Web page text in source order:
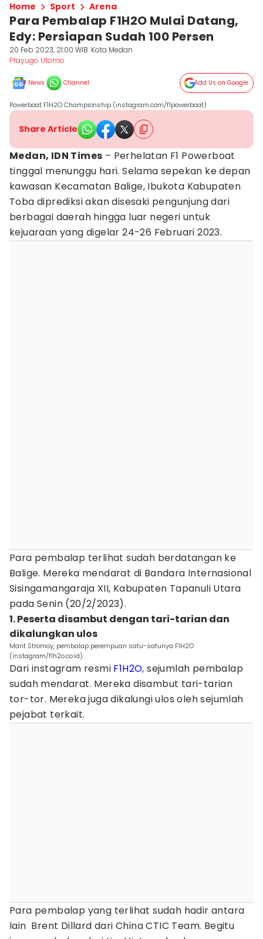
Home Sport Arena
Para Pembalap F1H2O Mulai Datang,
Edy: Persiapan Sudah 100 Persen
20 Feb 2023, 21:00 WIB Kota Medan
Prayugo Utomo
News Channel Add Us on Google
Powerboat F1H2O Championship (instagram.com/f1powerboat)
Share Article
Medan, IDN Times – Perhelatan F1 Powerboat
tinggal menunggu hari. Selama sepekan ke depan
kawasan Kecamatan Balige, Ibukota Kabupaten
Toba diprediksi akan disesaki pengunjung dari
berbagai daerah hingga luar negeri untuk
kejuaraan yang digelar 24-26 Februari 2023.
Para pembalap terlihat sudah berdatangan ke
Balige. Mereka mendarat di Bandara Internasional
Sisingamangaraja XII, Kabupaten Tapanuli Utara
pada Senin (20/2/2023).
1. Peserta disambut dengan tari-tarian dan
dikalungkan ulos
Marit Stromoy, pembalap perempuan satu-satunya F1H2O
(instagram/f1h2o.co.id)
Dari instagram resmi F1H2O, sejumlah pembalap
sudah mendarat. Mereka disambut tari-tarian
tor-tor. Mereka juga dikalungi ulos oleh sejumlah
pejabat terkait.
Para pembalap yang terlihat sudah hadir antara
lain Brent Dillard dari China CTIC Team. Begitu